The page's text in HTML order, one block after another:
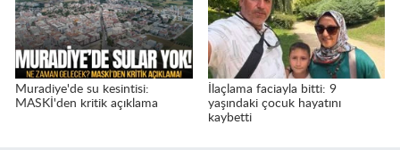
Muradiye'de su kesintisi:
MASKİ'den kritik açıklama
İlaçlama faciayla bitti: 9
yaşındaki çocuk hayatını
kaybetti